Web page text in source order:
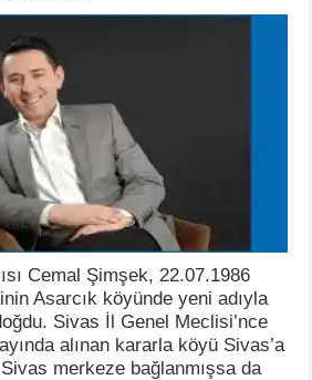
Cemal Şimşek, 22.07.1986
Asarcık köyünde yeni adıyla
Sivas İl Genel Meclisi’nce
alınan kararla köyü Sivas’a
merkeze bağlanmışsa da